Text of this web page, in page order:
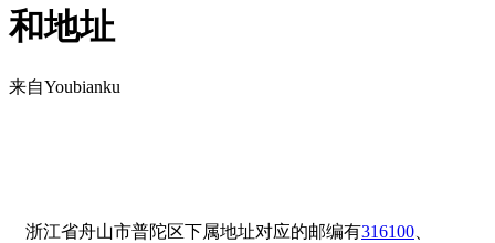
和地址
来自Youbianku
浙江省舟山市普陀区下属地址对应的邮编有316100